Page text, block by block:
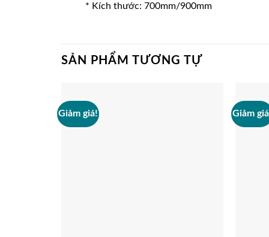
* Kích thước: 700mm/900mm
SẢN PHẨM TƯƠNG TỰ
Giảm giá! Giảm